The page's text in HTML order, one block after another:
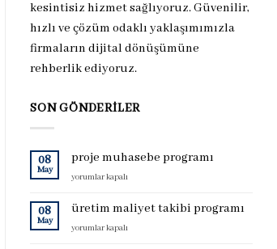
kesintisiz hizmet sağlıyoruz. Güvenilir,
hızlı ve çözüm odaklı yaklaşımımızla
firmaların dijital dönüşümüne
rehberlik ediyoruz.
SON GÖNDERILER
08
May
proje muhasebe programı
proje
programı
yorumlar kapalı
08
May
üretim maliyet takibi programı
üretim
yorumlar kapalı